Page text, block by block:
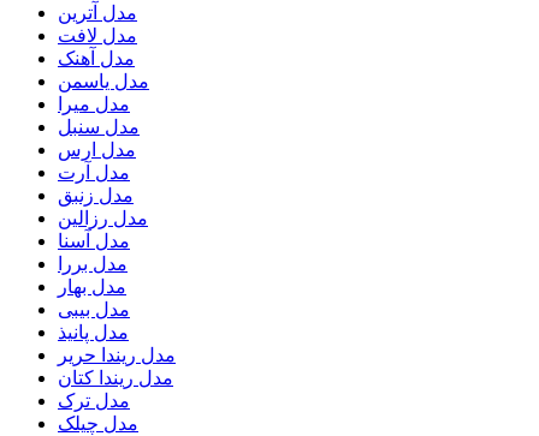
مدل آترین
مدل لافت
مدل آهنک
مدل یاسمن
مدل میرا
مدل سنبل
مدل ارس
مدل آرت
مدل زنبق
مدل رزالین
مدل آسنا
مدل بررا
مدل بهار
مدل بیبی
مدل پانیذ
مدل ریندا حریر
مدل ریندا کتان
مدل ترک
مدل چیلک